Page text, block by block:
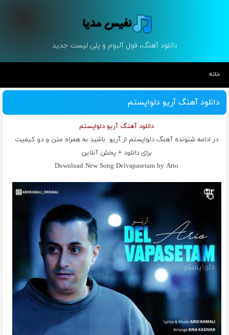
دانلود آهنگ، فول آلبوم و پلی لیست جدید
خانه
دانلود آهنگ آریو دلواپستم
دانلود آهنگ آریو دلواپستم
در ادامه شنونده آهنگ دلواپستم از آریو باشید به همراه متن و دو کیفیت
برای دانلود + پخش آنلاین
Download New Song Delvapasetam by Ario